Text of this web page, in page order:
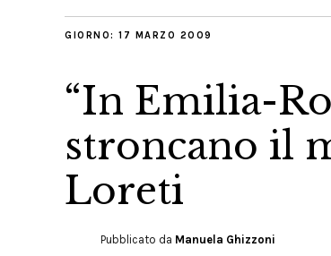
GIORNO: 17 MARZO 2009
“In Emilia-
stroncano il
Loreti
Pubblicato da Manuela Ghizzoni